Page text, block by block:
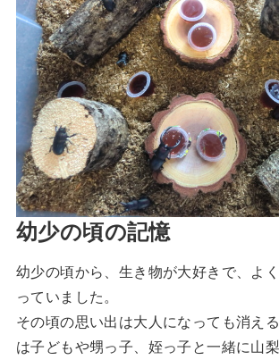
幼少の頃の記憶
幼少の頃から、生き物が大好きで、よ
っていました。
その頃の思い出は大人になっても消え
は子どもや甥っ子、姪っ子と一緒に山